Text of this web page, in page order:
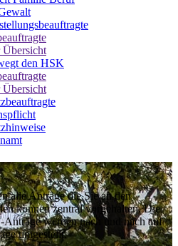
den HSK
alle Anträge die Sie an den
können zentral vorgehalten. Die
werden nach und nach auf
umgestellt.